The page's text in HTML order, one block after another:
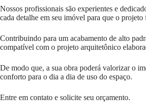
Nossos profissionais são experientes e
cada detalhe em seu imóvel para que o
Contribuindo para um acabamento de alto
compatível com o projeto arquitetônico
De modo que, a sua obra poderá valorizar o
conforto para o dia a dia de uso do espaço.
Entre em contato e solicite seu orçamento.